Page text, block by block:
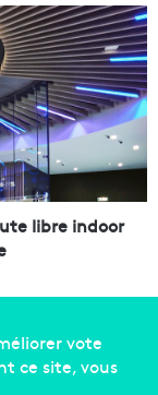
libre indoor